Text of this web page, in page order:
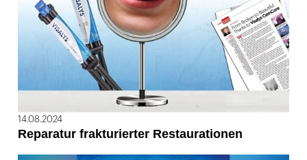
14.08.2024
Reparatur frakturierter Restaurationen